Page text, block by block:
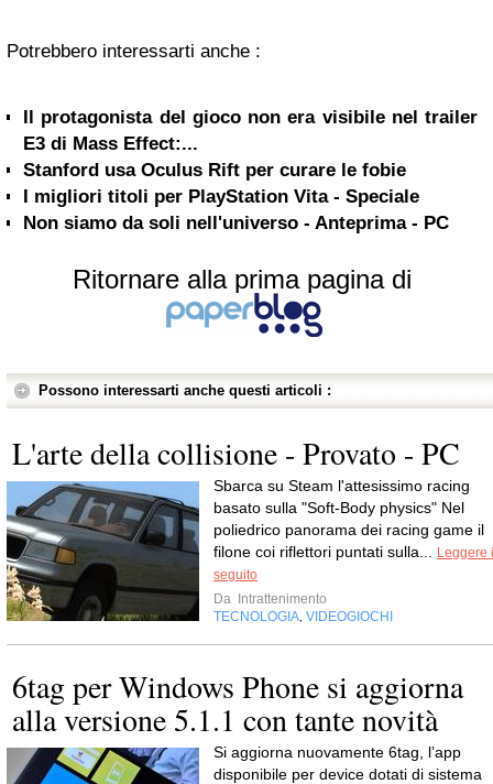
Potrebbero interessarti anche :
Il protagonista del gioco non era visibile nel trailer
E3 di Mass Effect:...
Stanford usa Oculus Rift per curare le fobie
I migliori titoli per PlayStation Vita - Speciale
Non siamo da soli nell'universo - Anteprima - PC
Ritornare alla prima pagina di
Possono interessarti anche questi articoli :
L'arte della collisione - Provato - PC
Sbarca su Steam l'attesissimo racing
basato sulla "Soft-Body physics" Nel
poliedrico panorama dei racing game il
filone coi riflettori puntati sulla...
Leggere
seguito
Da Intrattenimento
TECNOLOGIA VIDEOGIOCHI
6tag per Windows Phone si aggiorna
alla versione 5.1.1 con tante novità
Si aggiorna nuovamente 6tag, l’app
disponibile per device dotati di sistema